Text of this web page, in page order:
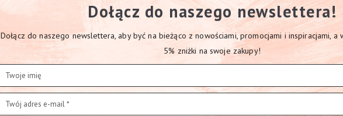
Dołącz do naszego newslettera!
Dołącz do naszego newslettera, aby być na bieżąco z nowościami, promocjami i inspiracjami,
5% zniżki na swoje zakupy!